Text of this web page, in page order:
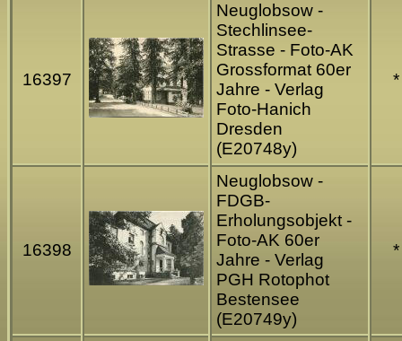
16397
Neuglobsow -
Stechlinsee-
Strasse - Foto-AK
Grossformat 60er
Jahre - Verlag
Foto-Hanich
Dresden
(E20748y)
*
16398
Neuglobsow -
FDGB-
Erholungsobjekt -
Foto-AK 60er
Jahre - Verlag
PGH Rotophot
Bestensee
(E20749y)
*